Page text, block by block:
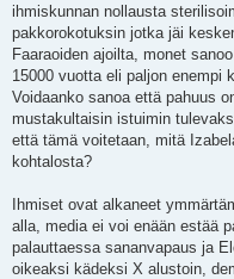
ihmiskunnan nollausta
pakkorokotuksin jotka jäi
Faaraoiden ajoilta, monet
15000 vuotta eli paljon enempi
Voidaanko sanoa että pahuus
mustakultaisin istuimin
että tämä voitetaan, mitä
kohtalosta?
Ihmiset ovat alkaneet
alla, media ei voi enään estää
palauttaessa sananvapaus ja
oikeaksi kädeksi X alustoin,